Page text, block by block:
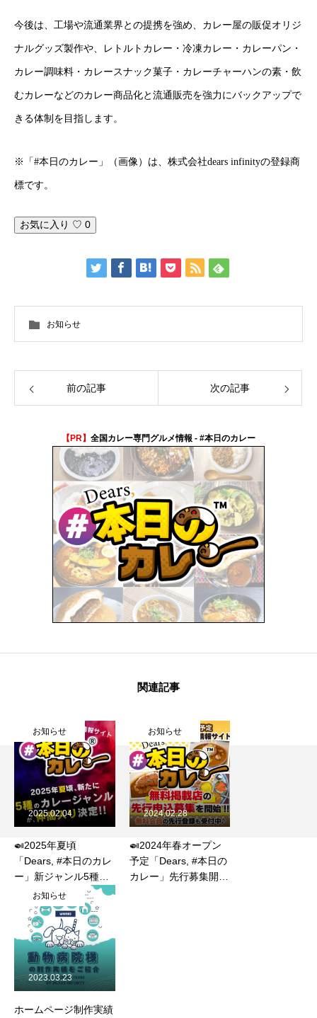
RECRUIT 求人募集
TOPPAGE NEWS
今後は、工場や流通業界との提携を強め、カレー屋の販促オリジ
ナルグッズ製作や、レトルトカレー・冷凍カレー・カレーパン・
カレー調味料・カレースナック菓子・カレーチャーハンの素・飲
むカレーなどのカレー商品化と流通販売を強力にバックアップで
きる体制を目指します。
※「#本日のカレー」（画像）は、株式会社dears infinityの登録商
標です。
お気に入り ♡ 0
お知らせ
前の記事 次の記事
【PR】 全国カレー専門グルメ情報 - #本日のカレー
関連記事
お知らせ
🍛2025年夏頃
「Dears, #本日のカレ
ー」新ジャンル5種が
仲間入り決定❗
2025.02.04
お知らせ
🍛2024年春オープン
予定「Dears, #本日の
カレー」先行募集開始
2024.02.28
お知らせ
ホームページ制作実績
2023.03.23